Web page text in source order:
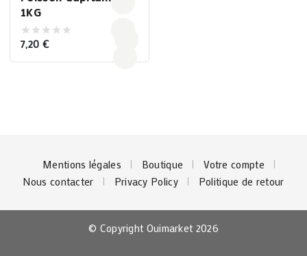
1KG
0
of
7,20 €
Mentions légales Boutique
Votre compte
Nous contacter
Privacy Policy Politique de retour
© Copyright Ouimarket 2026